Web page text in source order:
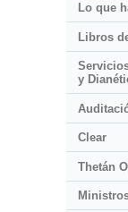
Lo que
Libros
y
Clear
Thetán